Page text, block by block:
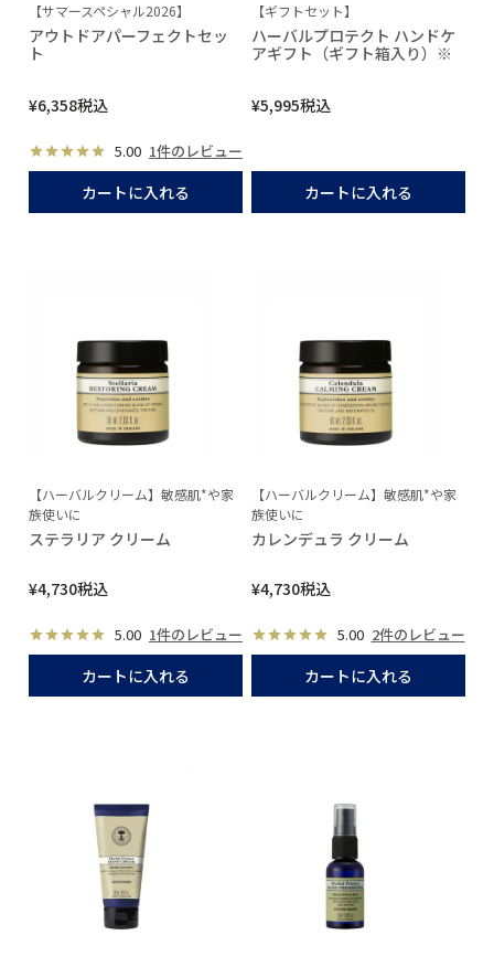
【サマースペシャル2026】
アウトドアパーフェクトセッ
ト
¥6,358税込
5.00 1件のレビュー
カートに入れる
【ギフトセット】
ハーバルプロテクト ハンドケ
アギフト（ギフト箱入り）※
¥5,995税込
カートに入れる
【ハーバルクリーム】敏感肌*や家
族使いに
ステラリア クリーム
¥4,730税込
5.00 1件のレビュー
カートに入れる
【ハーバルクリーム】敏感肌*や家
族使いに
カレンデュラ クリーム
¥4,730税込
5.00 2件のレビュー
カートに入れる